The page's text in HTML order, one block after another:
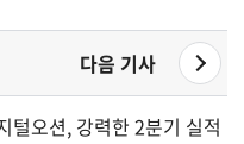
다음 기사
성기 출시
털오션, 강력한 2분기 실적